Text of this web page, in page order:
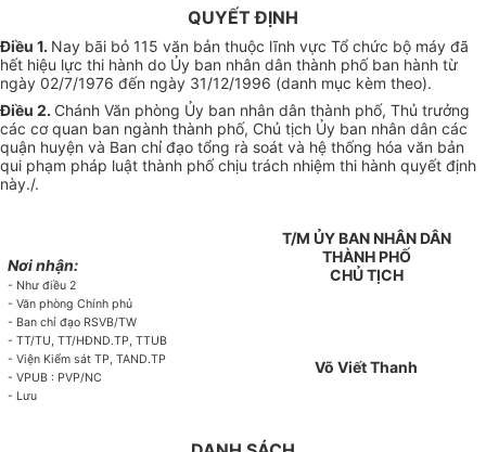
QUYẾT ĐỊNH
Điều 1. Nay bãi bỏ 115 văn bản thuộc lĩnh vực Tổ chức bộ máy đã
hết hiệu lực thi hành do Ủy ban nhân dân thành phố ban hành từ
ngày 02/7/1976 đến ngày 31/12/1996 (danh mục kèm theo).
Điều 2. Chánh Văn phòng Ủy ban nhân dân thành phố, Thủ trưởng
các cơ quan ban ngành thành phố, Chủ tịch Ủy ban nhân dân các
quận huyện và Ban chỉ đạo tổng rà soát và hệ thống hóa văn bản
qui phạm pháp luật thành phố chịu trách nhiệm thi hành quyết định
này./.
Nơi nhận:
- Như điều 2
- Văn phòng Chính phủ
- Ban chỉ đạo RSVB/TW
- TT/TU, TT/HĐND.TP, TTUB
- Viện Kiểm sát TP, TAND.TP
- VPUB : PVP/NC
- Lưu
T/M ỦY BAN NHÂN DÂN
THÀNH PHỐ
CHỦ TỊCH
Võ Viết Thanh